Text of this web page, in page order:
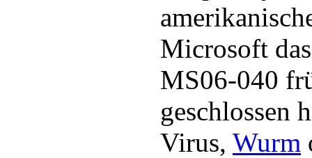
Microsoft
MS06-040
geschlossen
Virus, Wurm